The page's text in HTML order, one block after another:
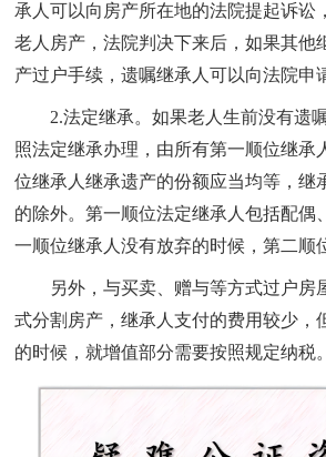
承人可以向房产所在地的法院提起诉讼
老人房产，法院判决下来后，如果其他
产过户手续，遗嘱继承人可以向法院申
2.法定继承。如果老人生前没有遗
照法定继承办理，由所有第一顺位继承
位继承人继承遗产的份额应当均等，继
的除外。第一顺位法定继承人包括配偶
一顺位继承人没有放弃的时候，第二顺
另外，与买卖、赠与等方式过户房
式分割房产，继承人支付的费用较少，
的时候，就增值部分需要按照规定纳税。